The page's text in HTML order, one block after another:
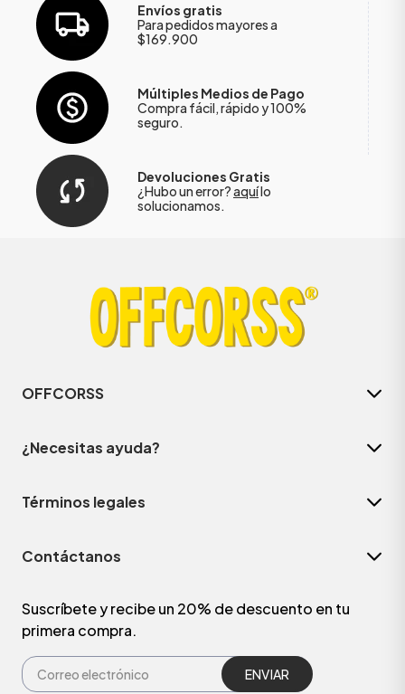
Envíos gratis
Para pedidos mayores a
$169.900
Múltiples Medios de Pago
Compra fácil, rápido y 100%
seguro.
Devoluciones Gratis
¿Hubo un error?aquílo
solucionamos.
OFFCORSS
¿Necesitas ayuda?
Términos legales
Contáctanos
Suscríbete y recibe un 20% de descuento en tu
primera compra.
ENVIAR